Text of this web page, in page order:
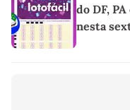
do DF,
nesta